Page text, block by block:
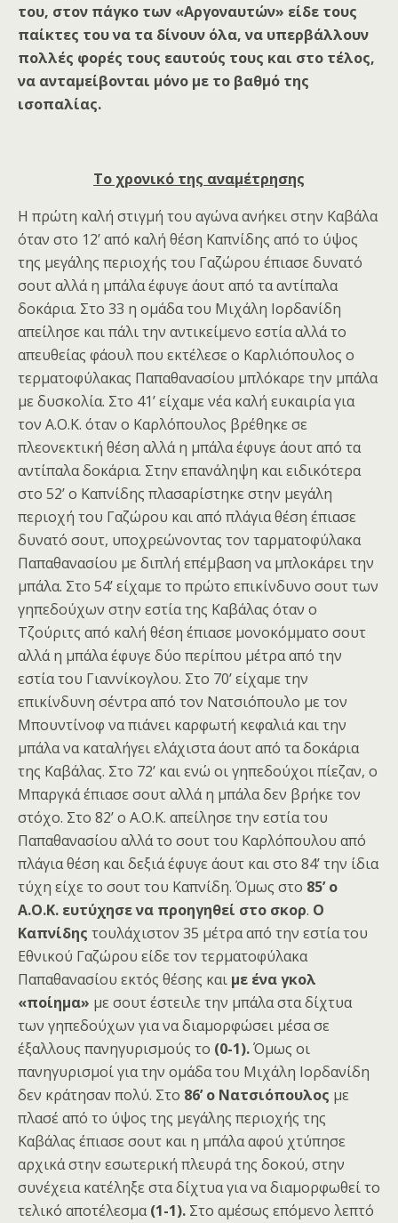
του, στον πάγκο των «Αργοναυτών» είδε τους
παίκτες του να τα δίνουν όλα, να υπερβάλλουν
πολλές φορές τους εαυτούς τους και στο τέλος,
να ανταμείβονται μόνο με το βαθμό της
ισοπαλίας.
Το χρονικό της αναμέτρησης
Η πρώτη καλή στιγμή του αγώνα ανήκει στην Καβάλα
όταν στο 12’ από καλή θέση Καπνίδης από το ύψος
της μεγάλης περιοχής του Γαζώρου έπιασε δυνατό
σουτ αλλά η μπάλα έφυγε άουτ από τα αντίπαλα
δοκάρια. Στο 33 η ομάδα του Μιχάλη Ιορδανίδη
απείλησε και πάλι την αντικείμενο εστία αλλά το
απευθείας φάουλ που εκτέλεσε ο Καρλιόπουλος ο
τερματοφύλακας Παπαθανασίου μπλόκαρε την μπάλα
με δυσκολία. Στο 41’ είχαμε νέα καλή ευκαιρία για
τον Α.Ο.Κ. όταν ο Καρλόπουλος βρέθηκε σε
πλεονεκτική θέση αλλά η μπάλα έφυγε άουτ από τα
αντίπαλα δοκάρια. Στην επανάληψη και ειδικότερα
στο 52’ ο Καπνίδης πλασαρίστηκε στην μεγάλη
περιοχή του Γαζώρου και από πλάγια θέση έπιασε
δυνατό σουτ, υποχρεώνοντας τον ταρματοφύλακα
Παπαθανασίου με διπλή επέμβαση να μπλοκάρει την
μπάλα. Στο 54’ είχαμε το πρώτο επικίνδυνο σουτ των
γηπεδούχων στην εστία της Καβάλας όταν ο
Τζούριτς από καλή θέση έπιασε μονοκόμματο σουτ
αλλά η μπάλα έφυγε δύο περίπου μέτρα από την
εστία του Γιαννίκογλου. Στο 70’ είχαμε την
επικίνδυνη σέντρα από τον Νατσιόπουλο με τον
Μπουντίνοφ να πιάνει καρφωτή κεφαλιά και την
μπάλα να καταλήγει ελάχιστα άουτ από τα δοκάρια
της Καβάλας. Στο 72’ και ενώ οι γηπεδούχοι πίεζαν, ο
Μπαργκά έπιασε σουτ αλλά η μπάλα δεν βρήκε τον
στόχο. Στο 82’ ο Α.Ο.Κ. απείλησε την εστία του
Παπαθανασίου αλλά το σουτ του Καρλόπουλου από
πλάγια θέση και δεξιά έφυγε άουτ και στο 84’ την ίδια
τύχη είχε το σουτ του Καπνίδη. Όμως στο 85’ο
Α.Ο.Κ. ευτύχησε να προηγηθεί στο σκορ. Ο
Καπνίδης τουλάχιστον 35 μέτρα από την εστία του
Εθνικού Γαζώρου είδε τον τερματοφύλακα
Παπαθανασίου εκτός θέσης και με ένα γκολ
«ποίημα» με σουτ έστειλε την μπάλα στα δίχτυα
των γηπεδούχων για να διαμορφώσει μέσα σε
έξαλλους πανηγυρισμούς το (0-1).Όμως οι
πανηγυρισμοί για την ομάδα του Μιχάλη Ιορδανίδη
δεν κράτησαν πολύ. Στο 86’ο Νατσιόπουλος με
πλασέ από το ύψος της μεγάλης περιοχής της
Καβάλας έπιασε σουτ και η μπάλα αφού χτύπησε
αρχικά στην εσωτερική πλευρά της δοκού, στην
συνέχεια κατέληξε στα δίχτυα για να διαμορφωθεί το
τελικό αποτέλεσμα(1-1). Στο αμέσως επόμενο λεπτό